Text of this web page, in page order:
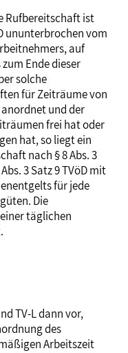
Rufbereitschaft ist
ununterbrochen vom
auf
Ende dieser
solche
für Zeiträume von
und der
frei hat oder
hat, so liegt ein
nach § 8 Abs. 3
3 Satz 9 TVöD mit
für jede
Die
täglichen
TV-L dann vor,
des
Arbeitszeit